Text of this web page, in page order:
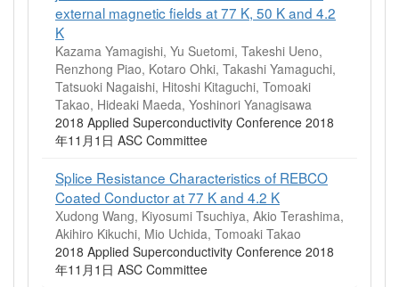
external magnetic fields at 77 K, 50 K and 4.2
K
Kazama Yamagishi, Yu Suetomi, Takeshi Ueno,
Renzhong Piao, Kotaro Ohki, Takashi Yamaguchi,
Tatsuoki Nagaishi, Hitoshi Kitaguchi, Tomoaki
Takao, Hideaki Maeda, Yoshinori Yanagisawa
2018 Applied Superconductivity Conference 2018
年11月1日 ASC Committee
Splice Resistance Characteristics of REBCO
Coated Conductor at 77 K and 4.2 K
Xudong Wang, Kiyosumi Tsuchiya, Akio Terashima,
Akihiro Kikuchi, Mio Uchida, Tomoaki Takao
2018 Applied Superconductivity Conference 2018
年11月1日 ASC Committee